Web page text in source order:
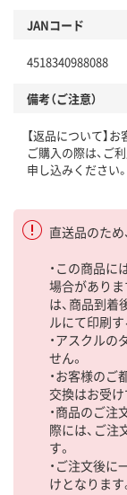
JANコード
4518340988088
備考（ご注意）
【返品について】
ご購入の際は、ご
申し込みください。
直送品のため
・この商品
場合があり
は、商品到着
ルにて印刷す
・アスクル
せん。
・お客様のご
交換はお受け
・商品のご
際には、ご
す。
・ご注文後
けとなります